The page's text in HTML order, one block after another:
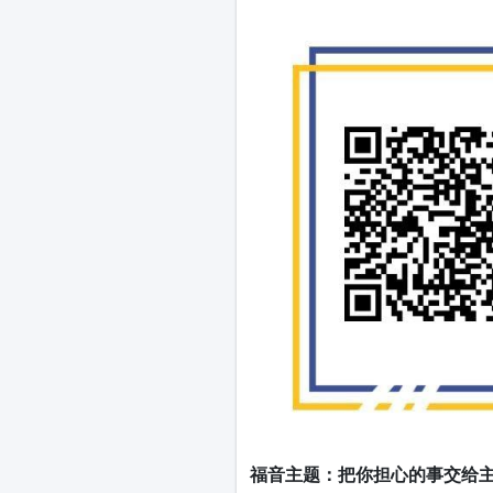
福音主题：把你担心的事交